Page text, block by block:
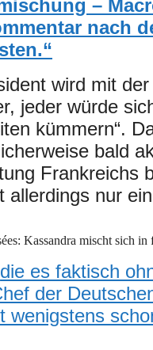
–
nach
wird mit
jeder würde
kümmern“.
bald
Frankreichs
allerdings nur
Kassandra mischt sich
die es faktisch
der
wenigstens